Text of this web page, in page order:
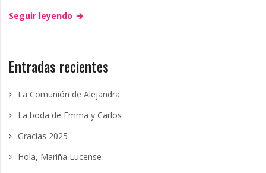
Seguir leyendo
Entradas recientes
La Comunión de Alejandra
La boda de Emma y Carlos
Gracias 2025
Hola, Mariña Lucense